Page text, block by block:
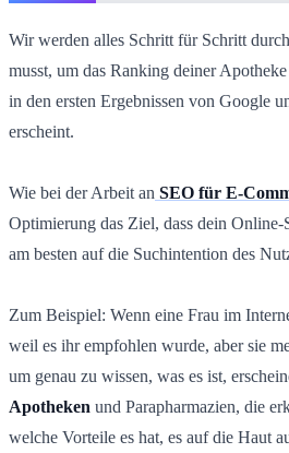
Wir werden alles Schritt für Schritt
musst, um das Ranking deiner
in den ersten Ergebnissen von Google
erscheint.
Wie bei der Arbeit an SEO für E-
Optimierung das Ziel, dass dein
am besten auf die Suchintention des
Zum Beispiel: Wenn eine Frau im
weil es ihr empfohlen wurde, aber sie
um genau zu wissen, was es ist,
Apotheken und Parapharmazien, die
welche Vorteile es hat, es auf die Haut